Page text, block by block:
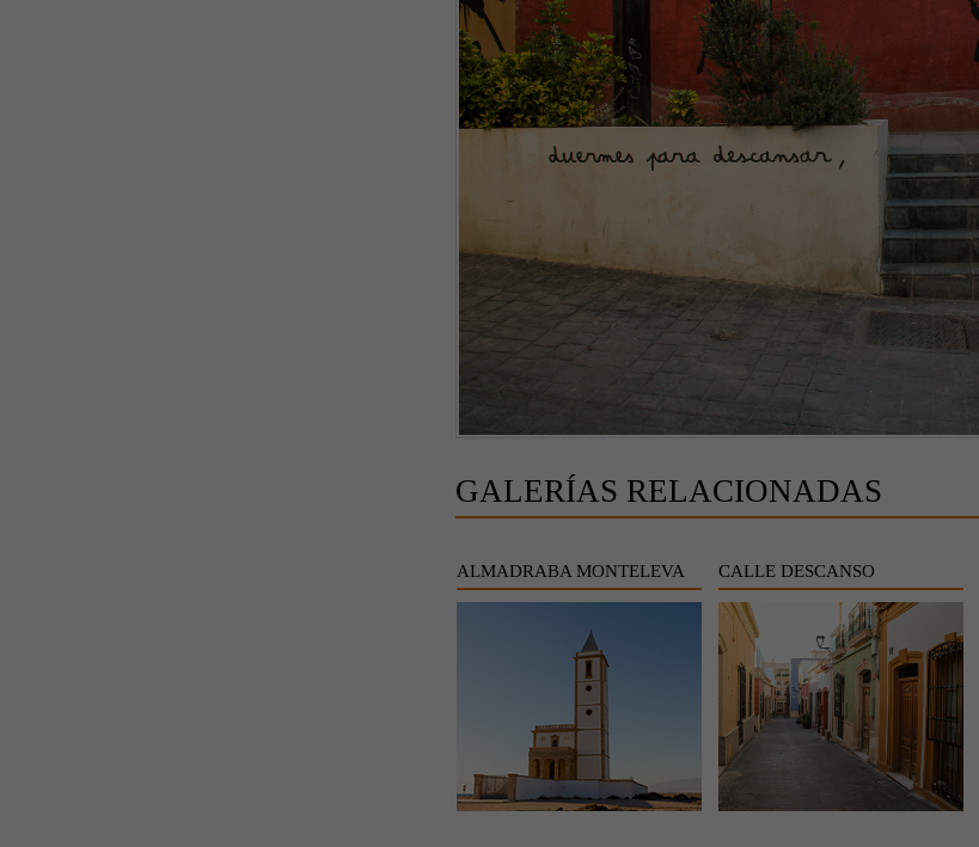
GALERÍAS RELACIONADAS
ALMADRABA MONTELEVA CALLE DESCANSO